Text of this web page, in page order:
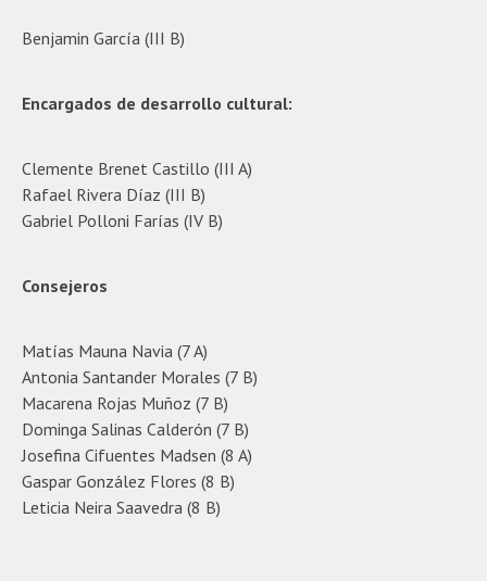
Benjamin García (III B)
Encargados de desarrollo cultural:
Clemente Brenet Castillo (III A)
Rafael Rivera Díaz (III B)
Gabriel Polloni Farías (IV B)
Consejeros
Matías Mauna Navia (7 A)
Antonia Santander Morales (7 B)
Macarena Rojas Muñoz (7 B)
Dominga Salinas Calderón (7 B)
Josefina Cifuentes Madsen (8 A)
Gaspar González Flores (8 B)
Leticia Neira Saavedra (8 B)